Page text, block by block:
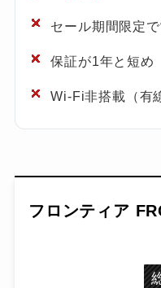
セール期間限定
保証が1年と短め
Wi-Fi非搭載（有
フロンティア